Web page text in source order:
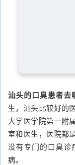
汕头的口臭患者去
生，汕头比较好的
大学医学院第一附
室和医生，医院都
没有专门的口臭诊
病。